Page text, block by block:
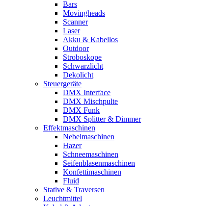
Bars
Movingheads
Scanner
Laser
Akku & Kabellos
Outdoor
Stroboskope
Schwarzlicht
Dekolicht
Steuergeräte
DMX Interface
DMX Mischpulte
DMX Funk
DMX Splitter & Dimmer
Effektmaschinen
Nebelmaschinen
Hazer
Schneemaschinen
Seifenblasenmaschinen
Konfettimaschinen
Fluid
Stative & Traversen
Leuchtmittel